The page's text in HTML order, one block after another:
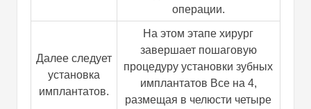
операции.
Далее следует
установка
имплантатов.
На этом этапе хирург
завершает пошаговую
процедуру установки зубных
имплантатов Все на 4,
размещая в челюсти четыре